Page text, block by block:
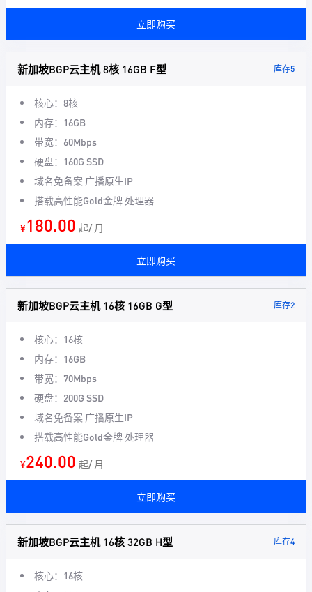
立即购买
新加坡BGP云主机 8核 16GB F型 库存5
核心：8核
内存：16GB
带宽：60Mbps
硬盘：160G SSD
域名免备案 广播原生IP
搭载高性能Gold金牌 处理器
¥180.00 起/ 月
立即购买
新加坡BGP云主机 16核 16GB G型 库存2
核心：16核
内存：16GB
带宽：70Mbps
硬盘：200G SSD
域名免备案 广播原生IP
搭载高性能Gold金牌 处理器
¥240.00 起/ 月
立即购买
新加坡BGP云主机 16核 32GB H型 库存4
核心：16核